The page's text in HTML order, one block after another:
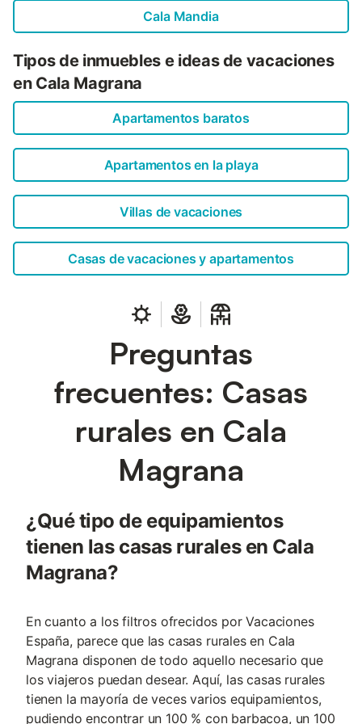
Cala Romántica para ir de ...Cala Mandia
Tipos de inmuebles e ideas de vacaciones
en Cala Magrana
Apartamentos baratos
Apartamentos en la playa
Villas de vacaciones
Casas de vacaciones y apartamentos
Preguntas
frecuentes: Casas
rurales en Cala
Magrana
¿Qué tipo de equipamientos
tienen las casas rurales en Cala
Magrana?
En cuanto a los filtros ofrecidos por Vacaciones
España, parece que las casas rurales en Cala
Magrana disponen de todo aquello necesario que
los viajeros puedan desear. Aquí, las casas rurales
tienen la mayoría de veces varios equipamientos,
pudiendo encontrar un 100 % con barbacoa, un 100